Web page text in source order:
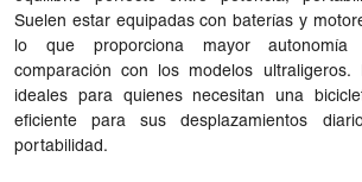
Suelen estar equipadas con baterías y
lo que proporciona mayor
comparación con los modelos ultraligeros.
ideales para quienes necesitan una
eficiente para sus desplazamientos
portabilidad.